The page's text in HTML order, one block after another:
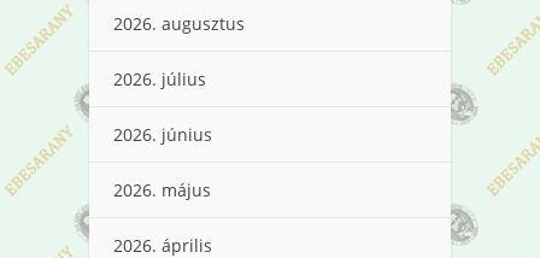
2026. augusztus
2026. július
2026. június
2026. május
2026. április